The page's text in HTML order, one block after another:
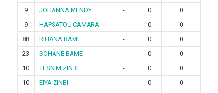
9
JOHANNA MENDY - 0
0
9
HAPSATOU CAMARA - 0
0
88
RIHANA BAME - 0
0
23
SOHANE BAME - 0
0
10
TESNIM ZINBI - 0
0
10
EIYA ZINBI - 0
0